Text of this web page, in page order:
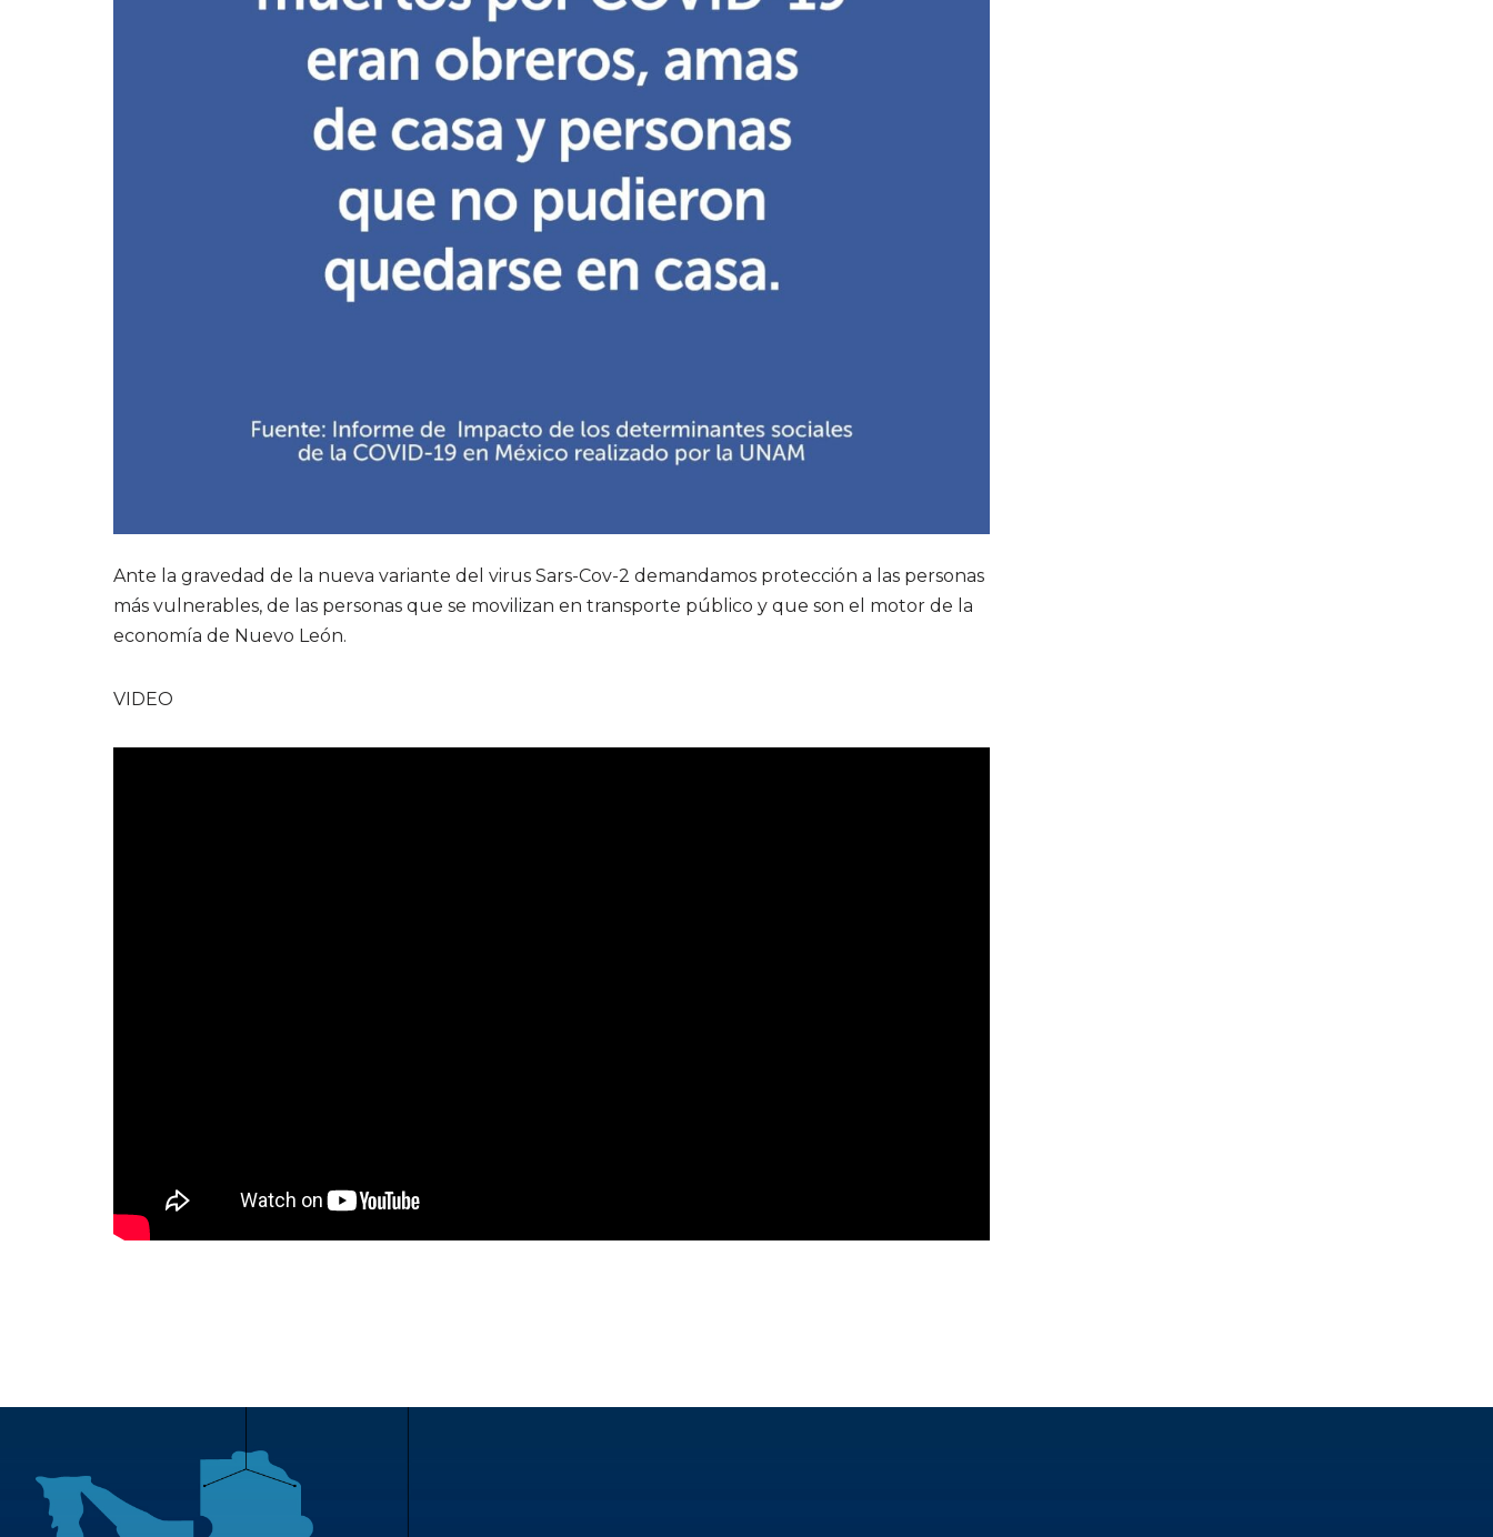
Ante la gravedad de la nueva variante del virus Sars-Cov-2 demandamos protección a las personas
más vulnerables, de las personas que se movilizan en transporte público y que son el motor de la
economía de Nuevo León.
VIDEO